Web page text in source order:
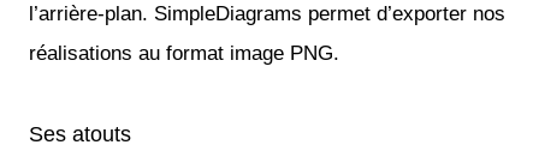
l’arrière-plan. SimpleDiagrams permet d’exporter nos
réalisations au format image PNG.
Ses atouts